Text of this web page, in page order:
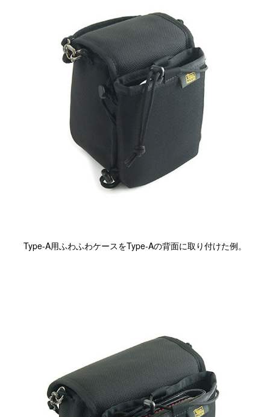
閉じる
Type-A用ふわふわケースをType-Aの背面に取り付けた例。